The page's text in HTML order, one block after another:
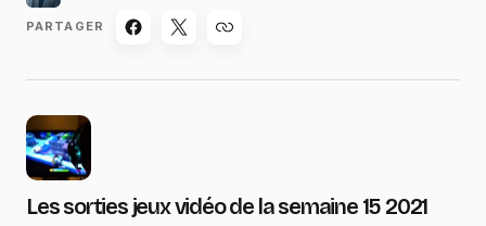
PARTAGER
Les sorties jeux vidéo de la semaine 15 2021